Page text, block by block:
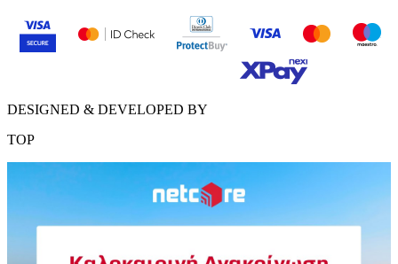
DESIGNED & DEVELOPED BY
TOP